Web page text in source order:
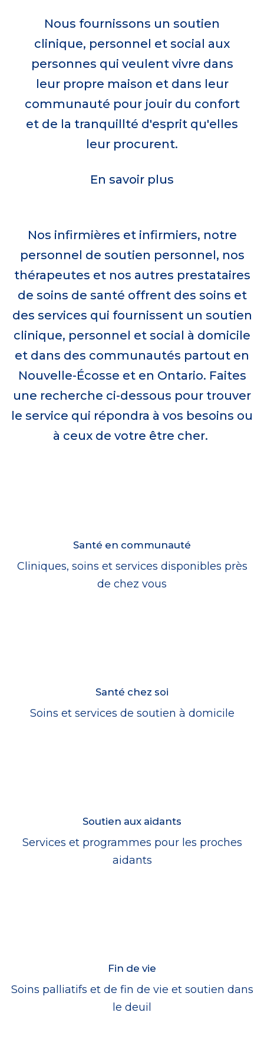
Quand vous soutenez VON, vous aidez
à faire en sorte que tout le monde
puisse bénéficier de soins à domicile et
en milieu communautaire qui sont
accessibles, abordables et de qualité.
Nous fournissons un soutien
clinique, personnel et social aux
personnes qui veulent vivre dans
leur propre maison et dans leur
communauté pour jouir du confort
et de la tranquillté d'esprit qu'elles
leur procurent.
En savoir plus
Appliquer aujourd'hui
Celebrating VON Week, May 17 to May
23, 2026.
Join the celebration!
Nos infirmières et infirmiers, notre
personnel de soutien personnel, nos
thérapeutes et nos autres prestataires
de soins de santé offrent des soins et
des services qui fournissent un soutien
clinique, personnel et social à domicile
et dans des communautés partout en
Nouvelle-Écosse et en Ontario. Faites
une recherche ci-dessous pour trouver
le service qui répondra à vos besoins ou
à ceux de votre être cher.
Santé en communauté
Cliniques, soins et services disponibles près
de chez vous
Santé chez soi
Soins et services de soutien à domicile
Soutien aux aidants
Services et programmes pour les proches
aidants
Fin de vie
Soins palliatifs et de fin de vie et soutien dans
le deuil